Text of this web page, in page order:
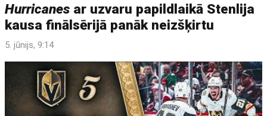
Hurricanes ar uzvaru papildlaikā Stenlija
kausa finālsērijā panāk neizšķirtu
5. jūnijs, 9:14